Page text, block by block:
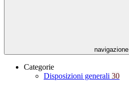
navigazione
Categorie
Disposizioni generali 30